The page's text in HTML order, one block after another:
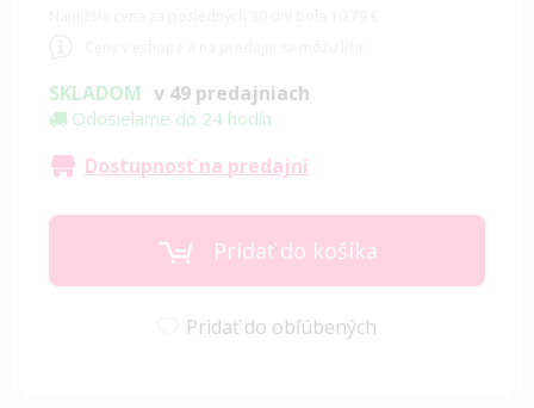
SKLADOM v 49 predajniach
Odosielame do 24 hodín
Dostupnosť na predajni
Pridať do košíka
Pridať do obľúbených